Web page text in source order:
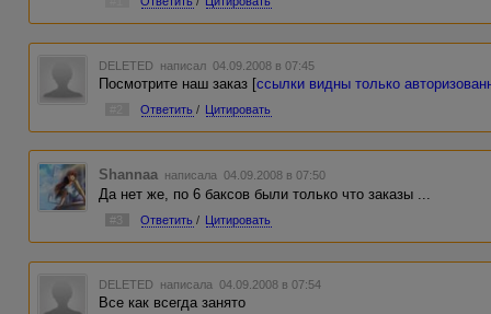
Представляете как этот ресурс "шагнул"?
И это всего - лишь за 3 месяца.
На мой взгляд: "Ошеломляющий успех!"
Всем искренне желаю огромного количества WMZ в
DELETED написал 04.09.2008 в 07:45
Посмотрите наш заказ [ссылки видны только
Ответить / Цитировать
Shannaa написала 04.09.2008 в 07:50
Да нет же, по 6 баксов были только что заказы ...
#3 Ответить / Цитировать
DELETED написала 04.09.2008 в 07:54
Все как всегда занято